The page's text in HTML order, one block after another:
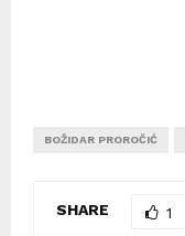
BOŽIDAR PROROČIĆ
SHARE 1